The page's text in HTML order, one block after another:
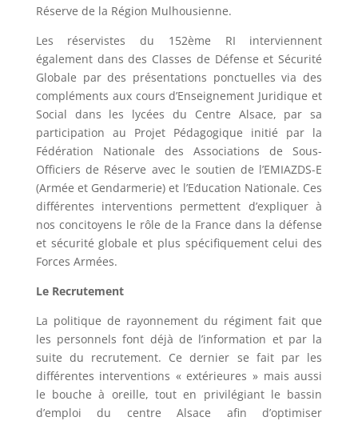
Réserve de la Région Mulhousienne.
Les réservistes du 152ème RI interviennent
également dans des Classes de Défense et Sécurité
Globale par des présentations ponctuelles via des
compléments aux cours d’Enseignement Juridique et
Social dans les lycées du Centre Alsace, par sa
participation au Projet Pédagogique initié par la
Fédération Nationale des Associations de Sous-
Officiers de Réserve avec le soutien de l’EMIAZDS-E
(Armée et Gendarmerie) et l’Education Nationale. Ces
différentes interventions permettent d’expliquer à
nos concitoyens le rôle de la France dans la défense
et sécurité globale et plus spécifiquement celui des
Forces Armées.
Le Recrutement
La politique de rayonnement du régiment fait que
les personnels font déjà de l’information et par la
suite du recrutement. Ce dernier se fait par les
différentes interventions « extérieures » mais aussi
le bouche à oreille, tout en privilégiant le bassin
d’emploi du centre Alsace afin d’optimiser